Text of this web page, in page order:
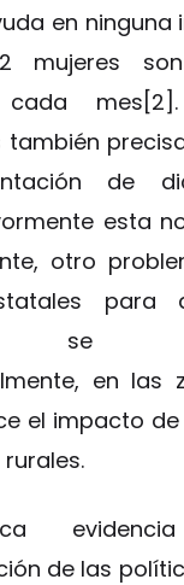
en ninguna
mujeres
cada
también
de
esta
otro
para
se
en las
el impacto
de las